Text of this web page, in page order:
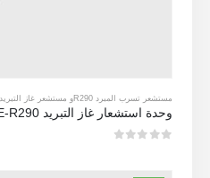
مستشعر تسرب المبرد R290 و مستشعر غاز التبريد
وحدة استشعار غاز التبريد ZRT510E-R290